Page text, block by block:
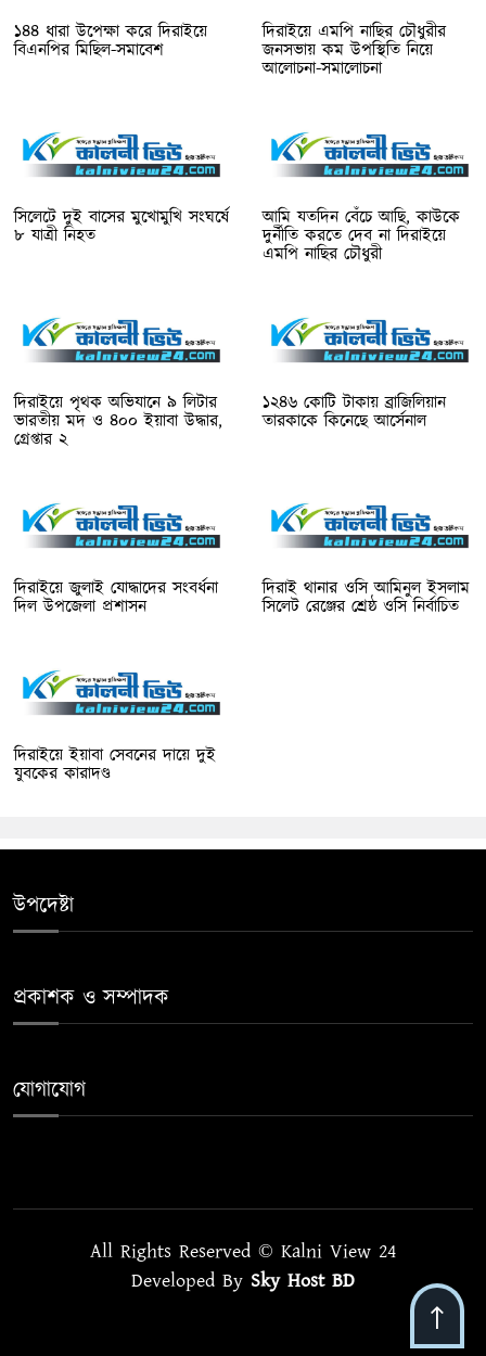
১৪৪ ধারা উপেক্ষা করে দিরাইয়ে
বিএনপির মিছিল-সমাবেশ
দিরাইয়ে এমপি নাছির চৌধুরীর
জনসভায় কম উপস্থিতি নিয়ে
আলোচনা-সমালোচনা
সিলেটে দুই বাসের মুখোমুখি সংঘর্ষে
৮ যাত্রী নিহত
আমি যতদিন বেঁচে আছি, কাউকে
দুর্নীতি করতে দেব না দিরাইয়ে
এমপি নাছির চৌধুরী
দিরাইয়ে পৃথক অভিযানে ৯ লিটার
ভারতীয় মদ ও ৪০০ ইয়াবা উদ্ধার,
গ্রেপ্তার ২
১২৪৬ কোটি টাকায় ব্রাজিলিয়ান
তারকাকে কিনেছে আর্সেনাল
দিরাইয়ে জুলাই যোদ্ধাদের সংবর্ধনা
দিল উপজেলা প্রশাসন
দিরাই থানার ওসি আমিনুল ইসলাম
সিলেট রেঞ্জের শ্রেষ্ঠ ওসি নির্বাচিত
দিরাইয়ে ইয়াবা সেবনের দায়ে দুই
যুবকের কারাদণ্ড
উপদেষ্টা
প্রকাশক ও সম্পাদক
যোগাযোগ
All Rights Reserved © Kalni View 24
Developed By Sky Host BD